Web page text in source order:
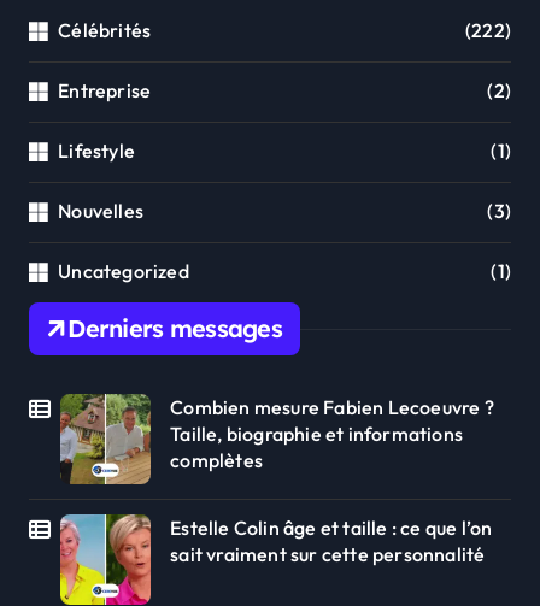
Célébrités (222)
Entreprise (2)
Lifestyle (1)
Nouvelles (3)
Uncategorized (1)
Derniers messages
Combien mesure Fabien Lecoeuvre ?
Taille, biographie et informations
complètes
Estelle Colin âge et taille : ce que l’on
sait vraiment sur cette personnalité